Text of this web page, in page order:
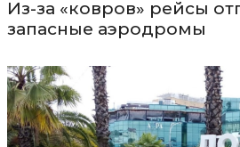
Из-за «ковров» рейсы
запасные аэродромы